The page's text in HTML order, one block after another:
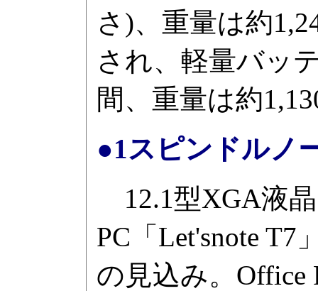
さ)、重量は約
され、軽量バッ
間、重量は約
●1スピンドルノ
12.1型XGA液
PC「Let'snote
の見込み。Office